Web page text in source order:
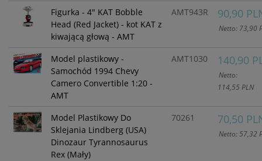
Figurka - 4" KAT Bobble
Head (Red Jacket) - kot KAT z
kiwającą głową - AMT
AMT943R 90,90
Netto: 73,90
Model plastikowy -
Samochód 1994 Chevy
Camero Convertible 1:20 -
AMT
AMT1030 140,90
Netto:
114,55 PLN
Model Plastikowy Do
Sklejania Lindberg (USA)
Dinozaur Tyrannosaurus
Rex (Mały)
70261 70,50
Netto: 57,32